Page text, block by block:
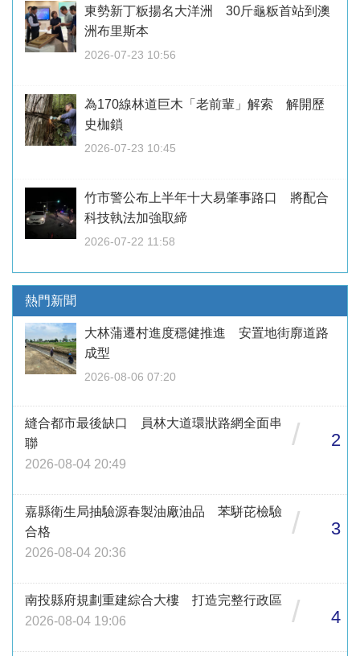
東勢新丁粄揚名大洋洲 30斤龜粄首站到澳
洲布里斯本
2026-07-23 10:56
為170線林道巨木「老前輩」解索 解開歷
史枷鎖
2026-07-23 10:45
竹市警公布上半年十大易肇事路口 將配合
科技執法加強取締
2026-07-22 11:58
熱門新聞
大林蒲遷村進度穩健推進 安置地街廓道路
成型
2026-08-06 07:20
縫合都市最後缺口 員林大道環狀路網全面串
聯
2026-08-04 20:49
/ 2
嘉縣衛生局抽驗源春製油廠油品 苯駢芘檢驗
合格
2026-08-04 20:36
/ 3
南投縣府規劃重建綜合大樓 打造完整行政區
2026-08-04 19:06
/ 4